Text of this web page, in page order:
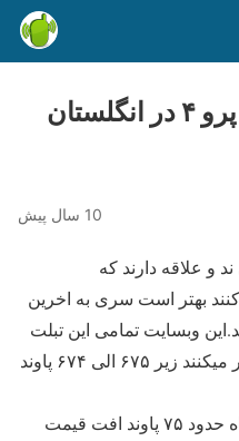
مایکروسافت سرفیس پرو ۴ در انگلستان
10 سال پیش
و علاقه دارند که
سرفیس پرو ۴ تهیه کنند بهتر است سری به اخرین
وبسایت تمامی این تبلت
های خود را که با اینتل Core m3 کار میکنند زیر ۶۷۵ الی ۶۷۴ پاوند
این به معنی آن است که هر دستگاه حدود ۷۵ پاوند افت قیمت